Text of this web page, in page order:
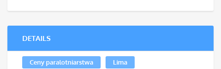
DETAILS
Ceny paralotniarstwa Lima